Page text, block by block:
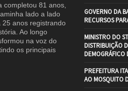
completou 81 anos,
lado a lado
25 anos registrando
Ao longo
na voz do
os principais
GOVERNO DA
RECURSOS
MINISTRO DO
DISTRIBUIÇÃO
DEMOGRÁFICO
PREFEITURA
AO MOSQUITO